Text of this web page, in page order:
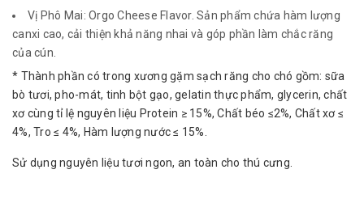
Vị Phô Mai: Orgo Cheese Flavor. Sản phẩm chứa hàm lượng
canxi cao, cải thiện khả năng nhai và góp phần làm chắc răng
của cún.
* Thành phần có trong xương gặm sạch răng cho chó gồm: sữa
bò tươi, pho-mát, tinh bột gạo, gelatin thực phẩm, glycerin, chất
xơ cùng tỉ lệ nguyên liệu Protein ≥ 15%, Chất béo ≤2%, Chất xơ ≤
4%, Tro ≤ 4%, Hàm lượng nước ≤ 15%.
Sử dụng nguyên liệu tươi ngon, an toàn cho thú cưng.